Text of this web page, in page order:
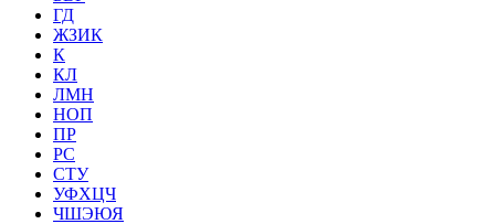
ГД
ЖЗИК
К
КЛ
ЛМН
НОП
ПР
РС
СТУ
УФХЦЧ
ЧШЭЮЯ